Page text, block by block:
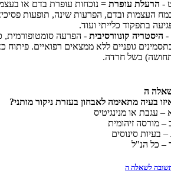
- הרעלת עופרת = נוכחות עופרת בדם או
העצמות ובדם, הפרעות שינה, תופעות
בתפקוד כלייתי ועוד.
- היסטריה קונוורסיבית - הפרעה
גופניים ללא ממצאים רפואיים. פיתוח
בשל חרדה.
ה
בעיה מתאימה לאבחון בעזרת ניקור מותני?
– עגבת או מנינגיטיס
– מורסה זיהומית
– בעיות סינוסים
– כל הנ"ל
לשאלה ה